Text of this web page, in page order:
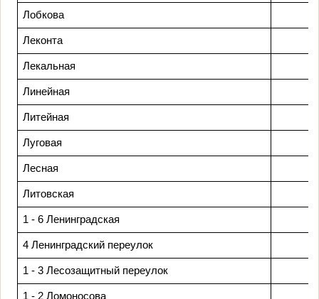
Лобкова
Леконта
Лекальная
Линейная
Литейная
Луговая
Лесная
Литовская
1 - 6 Ленинградская
4 Ленинградский переулок
1 - 3 Лесозащитный переулок
1 - 2 Ломоносова